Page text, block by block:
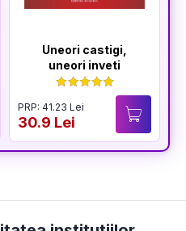
Uneori castigi,
uneori inveti
PRP: 41.23 Lei
30.9 Lei